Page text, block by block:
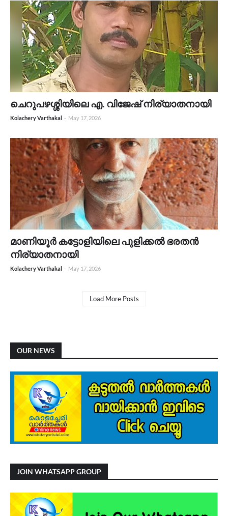
ചെറുപഴശ്ശിയിലെ എ. വിജേഷ് നിര്യാതനായി
Kolachery Varthakal - May 17, 2026
മാണിയൂർ കട്ടോളിയിലെ പുളിക്കൽ ഭരതൻ
നിര്യാതനായി
Kolachery Varthakal - May 17, 2026
Load More Posts
OUR NEWS
JOIN WHATSAPP GROUP